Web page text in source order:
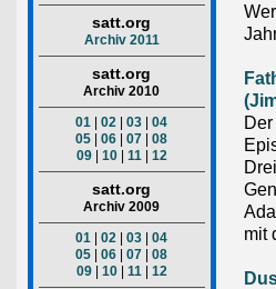
satt.org
Archiv 2011
satt.org
Archiv 2010
01 |02 |03 |04
05 |06 |07 |08
09
10 11 12
satt.org
Archiv 2009
01 |02 |03 |04
05 |06 |07 |08
09 | 10 | 11 | 12
mit